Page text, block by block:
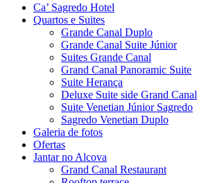
Ca’ Sagredo Hotel
Quartos e Suites
Grande Canal Duplo
Grande Canal Suite Júnior
Suites Grande Canal
Grand Canal Panoramic Suite
Suite Herança
Deluxe Suite side Grand Canal
Suite Venetian Júnior Sagredo
Sagredo Venetian Duplo
Galeria de fotos
Ofertas
Jantar no Alcova
Grand Canal Restaurant